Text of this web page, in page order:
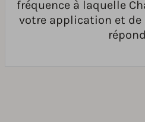
fréquence à laquelle
votre application et